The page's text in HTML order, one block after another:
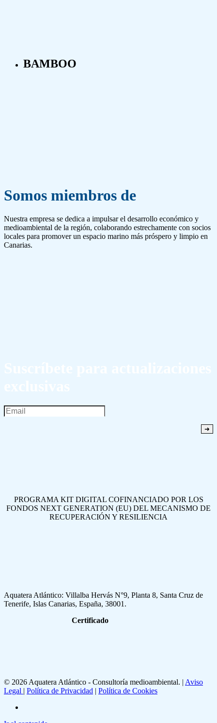
BAMBOO
Somos miembros de
Nuestra empresa se dedica a impulsar el desarrollo económico y
medioambiental de la región, colaborando estrechamente con socios
locales para promover un espacio marino más próspero y limpio en
Canarias.
PROGRAMA KIT DIGITAL COFINANCIADO POR LOS
FONDOS NEXT GENERATION (EU) DEL MECANISMO DE
RECUPERACIÓN Y RESILIENCIA
Aquatera Atlántico: Villalba Hervás N°9, Planta 8, Santa Cruz de
Tenerife, Islas Canarias, España, 38001.
Certificado
© 2026 Aquatera Atlántico - Consultoría medioambiental. | Aviso
Legal | Política de Privacidad | Política de Cookies